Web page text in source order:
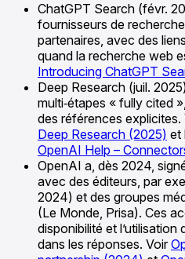
ChatGPT Search (févr.
fournisseurs de
partenaires, avec des
quand la recherche web
Introducing ChatGPT
Deep Research (juil.
multi‑étapes « fully cited
des références explicites.
Deep Research (2025) et
OpenAI Help –
OpenAI a, dès 2024,
avec des éditeurs, par
2024) et des groupes
(Le Monde, Prisa). Ces
disponibilité et
dans les réponses. Voir